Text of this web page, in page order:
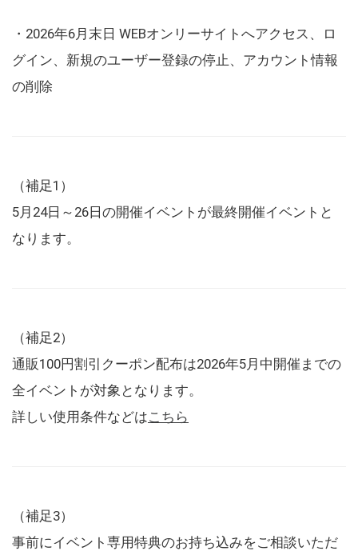
・2026年6月末日 WEBオンリーサイトへアクセス、ロ
グイン、新規のユーザー登録の停止、アカウント情報
の削除
（補足1）
5月24日～26日の開催イベントが最終開催イベントと
なります。
（補足2）
通販100円割引クーポン配布は2026年5月中開催までの
全イベントが対象となります。
詳しい使用条件などはこちら
（補足3）
事前にイベント専用特典のお持ち込みをご相談いただ